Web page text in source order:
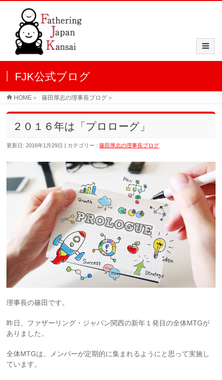
FJK公式ブログ
HOME » 篠田厚志の理事長ブログ »
２０１６年は「プロローグ」
更新日: 2016年1月29日 カテゴリー :篠田厚志の理事長ブログ
理事長の篠田です。
昨日、ファザーリング・ジャパン関西の新年１発目の全体MTGが
ありました。
全体MTGは、メンバーが定期的に集まれるようにと思って実施し
ています。